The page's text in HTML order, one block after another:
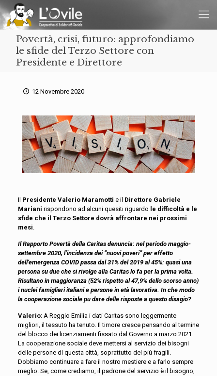
Povertà, crisi, futuro: approfondiamo
le sfide del Terzo Settore con
Presidente e Direttore
12 Novembre 2020
Il Presidente Valerio Maramotti e il Direttore Gabriele
Mariani rispondono ad alcuni quesiti riguardo le difficoltà e le
sfide che il Terzo Settore dovrà affrontare nei prossimi
mesi.
Il Rapporto Povertà della Caritas denuncia: nel periodo maggio-
settembre 2020, l’incidenza dei “nuovi poveri” per effetto
dell’emergenza COVID passa dal 31% del 2019 al 45%: quasi una
persona su due che si rivolge alla Caritas lo fa per la prima volta.
Risultano in maggioranza (52% rispetto al 47,9% dello scorso anno)
i nuclei famigliari italiani e persone in età lavorativa. In che modo
la cooperazione sociale pu dare delle risposte a questo disagio?
Valerio: A Reggio Emilia i dati Caritas sono leggermente
migliori, il tessuto ha tenuto. Il timore cresce pensando al termine
del blocco dei licenziamenti fissato dal Governo a marzo 2021.
La cooperazione sociale deve mettersi al servizio dei bisogni
delle persone di questa città, soprattutto dei più fragili.
Dobbiamo continuare a fare il nostro mestiere e a farlo sempre
meglio. Se, come crediamo, il padrone del servizio è il bisogno,